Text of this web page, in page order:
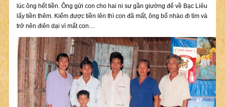
lúc ông hết tiền. Ông gửi con cho hai ni sư gần giường để về Bạc Liêu
lấy tiền thêm. Kiếm được tiền lên thì con đã mất, ông bổ nhào đi tìm và
trở nên điên dại vì mất con…